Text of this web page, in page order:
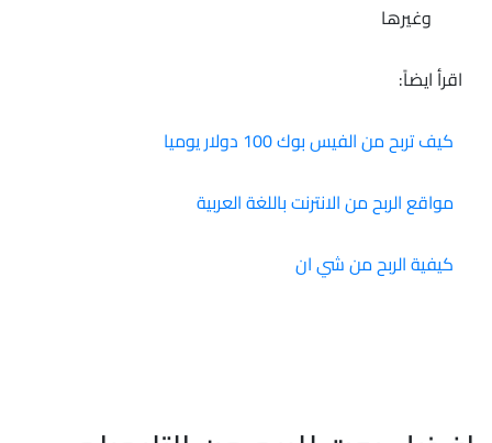
وغيرها
اقرأ ايضاً:
كيف تربح من الفيس بوك 100 دولار يوميا
مواقع الربح من الانترنت باللغة العربية
كيفية الربح من شي ان